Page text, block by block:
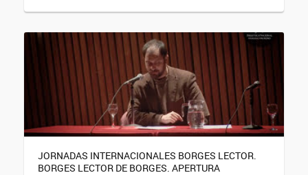
JORNADAS INTERNACIONALES BORGES LECTOR.
BORGES LECTOR DE BORGES. APERTURA